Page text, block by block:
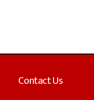
Contact Us